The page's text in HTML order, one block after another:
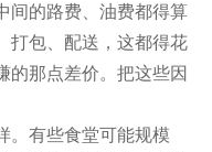
间的路费、油费都得算
打包、配送，这都得花
的那点差价。把这些因
。有些食堂可能规模